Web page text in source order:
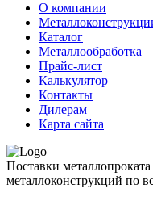
О компании
Каталог
Металлообработка
Прайс-лист
Калькулятор
Контакты
Дилерам
Карта сайта
Поставки
металлоконструкций по